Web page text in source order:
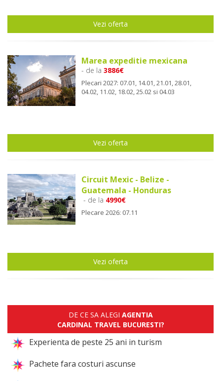
Vezi oferta
Marea expeditie mexicana
- de la3886€
Plecari 2027: 07.01, 14.01, 21.01, 28.01,
04.02, 11.02, 18.02, 25.02 si 04.03
Vezi oferta
Circuit Mexic - Belize -
Guatemala - Honduras
- de la 4990€
Plecare 2026: 07.11
Vezi oferta
DE CE SA ALEGI AGENTIA
CARDINAL TRAVEL BUCURESTI?
Experienta de peste 25 ani in turism
Pachete fara costuri ascunse